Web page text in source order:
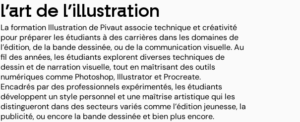
l’art de l’illustration
La formation Illustration de Pivaut associe technique et créativité
pour préparer les étudiants à des carrières dans les domaines de
l’édition, de la bande dessinée, ou de la communication visuelle. Au
fil des années, les étudiants explorent diverses techniques de
dessin et de narration visuelle, tout en maîtrisant des outils
numériques comme Photoshop, Illustrator et Procreate.
Encadrés par des professionnels expérimentés, les étudiants
développent un style personnel et une maîtrise artistique qui les
distingueront dans des secteurs variés comme l’édition jeunesse, la
publicité, ou encore la bande dessinée et bien plus encore.